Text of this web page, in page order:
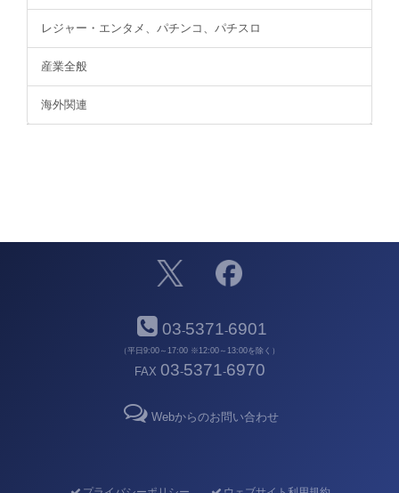
レジャー・エンタメ、パチンコ、パチスロ
産業全般
海外関連
03-5371-6901
（平日9:00～17:00 ※12:00～13:00を除く）
FAX 03-5371-6970
Webからのお問い合わせ